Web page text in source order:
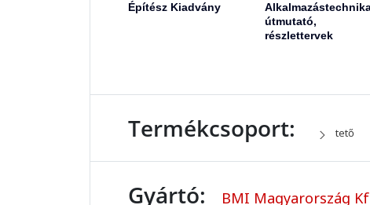
Építész Kiadvány
útmutató,
részlettervek
Termékcsoport: tető
Gyártó: BMI Magyarország